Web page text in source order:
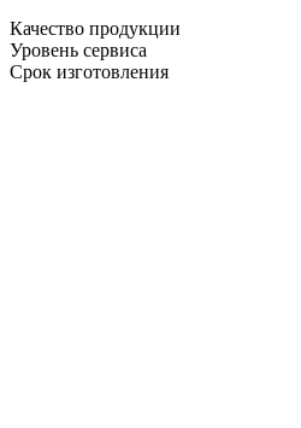
Качество продукции
Уровень сервиса
Срок изготовления